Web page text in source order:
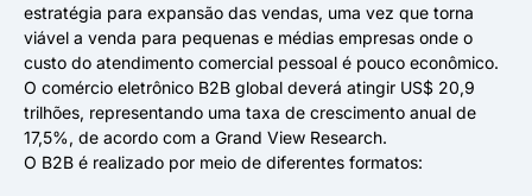
estratégia para expansão das vendas, uma vez que torna
viável a venda para pequenas e médias empresas onde o
custo do atendimento comercial pessoal é pouco econômico.
O comércio eletrônico B2B global deverá atingir US$ 20,9
trilhões, representando uma taxa de crescimento anual de
17,5%, de acordo com a Grand View Research.
O B2B é realizado por meio de diferentes formatos: